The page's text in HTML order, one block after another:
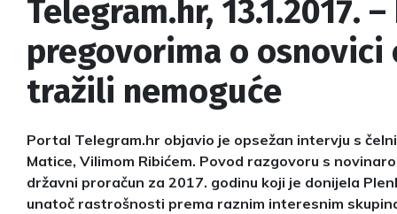
Telegram.hr, 13.1.2017.
pregovorima o osnovici
tražili nemoguće
Portal Telegram.hr objavio je opsežan intervju s
Matice, Vilimom Ribićem. Povod razgovoru s
državni proračun za 2017. godinu koji je donijela
unatoč rastrošnosti prema raznim interesnim